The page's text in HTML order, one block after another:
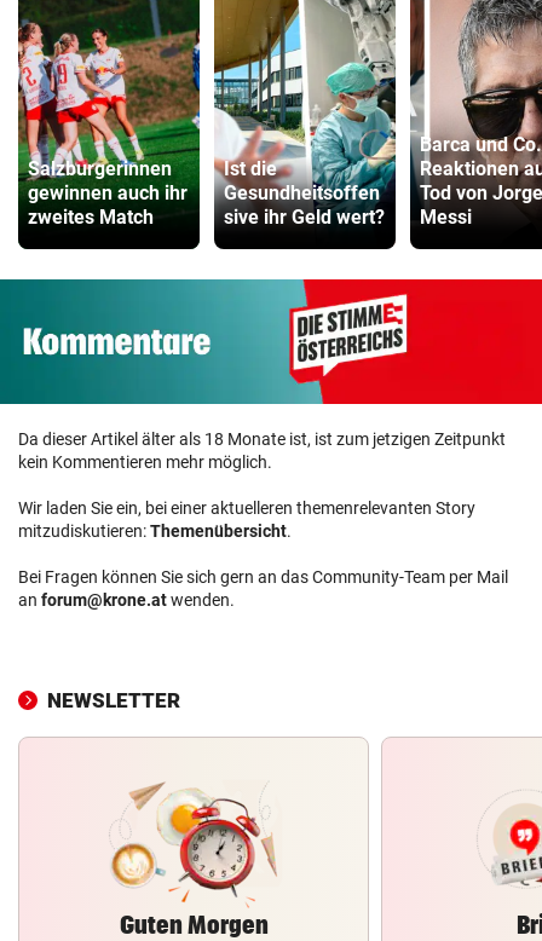
Salzburgerinnen
gewinnen auch ihr
zweites Match
Ist die
Gesundheitsoffen
sive ihr Geld wert?
Barca und
Reaktionen
Tod von Jorge
Messi
Da dieser Artikel älter als 18 Monate ist, ist zum jetzigen Zeitpunkt
kein Kommentieren mehr möglich.
Wir laden Sie ein, bei einer aktuelleren themenrelevanten Story
mitzudiskutieren:Themenübersicht.
Bei Fragen können Sie sich gern an das Community-Team per Mail
an forum@krone.atwenden.
NEWSLETTER
Guten Morgen